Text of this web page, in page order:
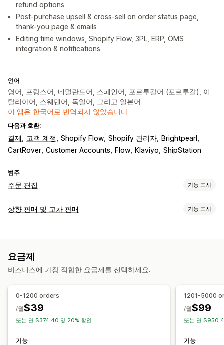
refund options
Post-purchase upsell & cross-sell on order status page,
thank-you page & emails
Editing time windows, Shopify Flow, 3PL, ERP, OMS
integration & notifications
언어
영어, 프랑스어, 네덜란드어, 스페인어, 포르투갈어 (포르투갈), 이
탈리아어, 스웨덴어, 독일어, 그리고 일본어
이 앱은 한국어로 번역되지 않았습니다
다음과 호환:
결제 고객 계정 Shopify Flow Shopify 관리자
Brightpearl
CartRover Customer Accounts Flow Klaviyo ShipStation
범주
주문 편집 기능 표시
주문 업데이트
주문 관리
상향 판매 및 교차 판매 기능 표시
원클릭 추가 기능
끌어서 놓기 편집기
여러 통화 여러 언어 사용자 지정 규칙
무료 기프트
함께 자주 구매하는 제품
번들
요금제
비즈니스에 가장 적합한 요금제를 선택하세요.
0-1200 orders
$39
/월
또는 연 $374.40 및 20% 할인
기능
1201-5000
$99
/월
또는 연
기능